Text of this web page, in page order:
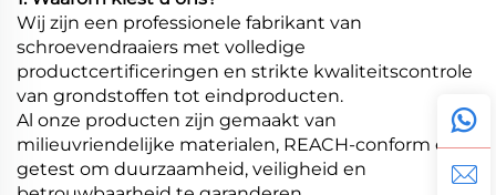
Wij zijn een professionele fabrikant van
schroevendraaiers met volledige
productcertificeringen en strikte kwaliteitscontrole
van grondstoffen tot eindproducten.
Al onze producten zijn gemaakt van
milieuvriendelijke materialen, REACH-conform en
getest om duurzaamheid, veiligheid en